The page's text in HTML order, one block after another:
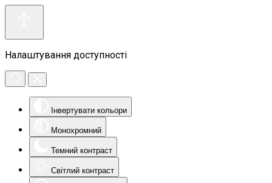
Налаштування доступності
Інвертувати кольори
Монохромний
Темний контраст
Світлий контраст